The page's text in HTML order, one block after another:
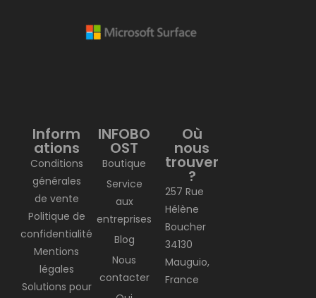
Inform
ations
Conditions
générales
de vente
Politique de
confidentialité
Mentions
légales
Solutions pour
INFOBO
OST
Boutique
Service
aux
entreprises
Blog
Nous
contacter
Où
nous
trouver
?
257 Rue
Hélène
Boucher
34130
Mauguio,
France